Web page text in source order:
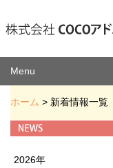
Menu
ホーム > 新着情報一覧
2026年